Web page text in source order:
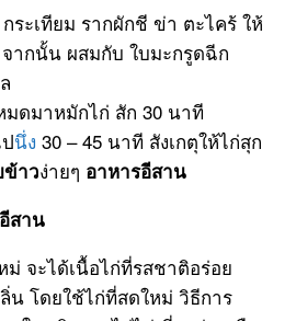
ระเทียม รากผักชี ข่า ตะไคร้ ให้
จากนั้น ผสมกับ ใบมะกรูดฉีก
ดมาหมักไก่ สัก 30 นาที
นึ่ง 30 – 45 นาที สังเกตุให้ไก่สุก
ข้าวง่ายๆ อาหารอีสาน
สาน
ม่ จะได้เนื้อไก่ที่รสชาติอร่อย
น โดยใช้ไก่ที่สดใหม่ วิธีการ